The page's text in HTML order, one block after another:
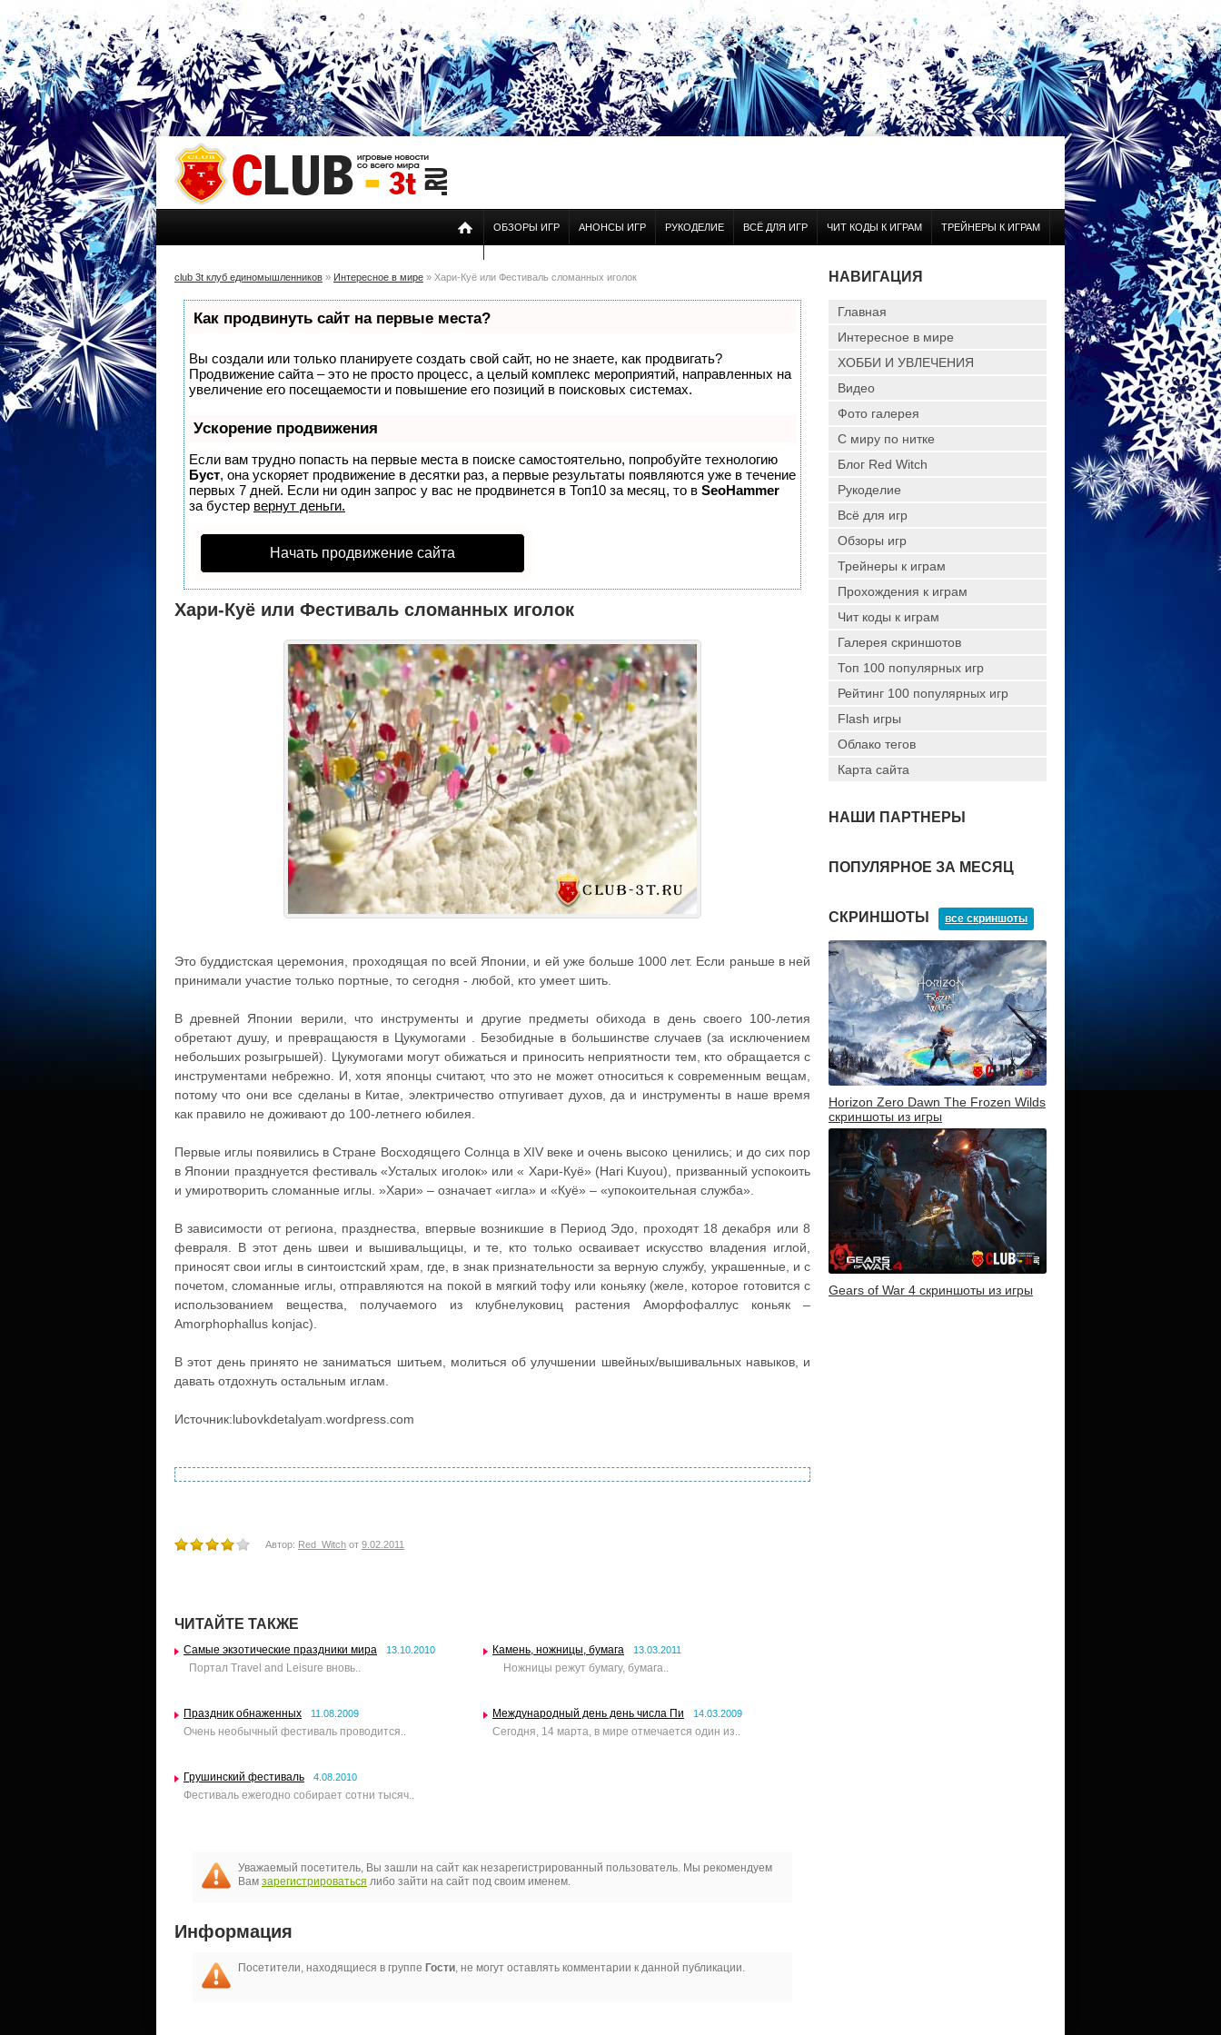
ОБЗОРЫ ИГР АНОНСЫ ИГР РУКОДЕЛИЕ ВСЁ ДЛЯ ИГР ЧИТ КОДЫ К ИГРАМ ТРЕЙНЕРЫ К ИГРАМ
club 3t клуб единомышленников » Интересное в мире » Хари-Куё или Фестиваль сломанных иголок
Как продвинуть сайт на первые места?
Вы создали или только планируете создать свой сайт, но не знаете, как продвигать?
Продвижение сайта – это не просто процесс, а целый комплекс мероприятий, направленных на
увеличение его посещаемости и повышение его позиций в поисковых системах.
Ускорение продвижения
Если вам трудно попасть на первые места в поиске самостоятельно, попробуйте технологию
Буст, она ускоряет продвижение в десятки раз, а первые результаты появляются уже в течение
первых 7 дней. Если ни один запрос у вас не продвинется в Топ10 за месяц, то в SeoHammer
за бустер вернут деньги.
Начать продвижение сайта
Хари-Куё или Фестиваль сломанных иголок
Это буддистская церемония, проходящая по всей Японии, и ей уже больше 1000 лет. Если раньше в ней
принимали участие только портные, то сегодня - любой, кто умеет шить.
В древней Японии верили, что инструменты и другие предметы обихода в день своего 100-летия
обретают душу, и превращаюстя в Цукумогами . Безобидные в большинстве случаев (за исключением
небольших розыгрышей). Цукумогами могут обижаться и приносить неприятности тем, кто обращается с
инструментами небрежно. И, хотя японцы считают, что это не может относиться к современным вещам,
потому что они все сделаны в Китае, электричество отпугивает духов, да и инструменты в наше время
как правило не доживают до 100-летнего юбилея.
Первые иглы появились в Стране Восходящего Солнца в XIV веке и очень высоко ценились; и до сих пор
в Японии празднуется фестиваль «Усталых иголок» или « Хари-Куё» (Hari Kuyou), призванный успокоить
и умиротворить сломанные иглы. »Хари» – означает «игла» и «Куё» – «упокоительная служба».
В зависимости от региона, празднества, впервые возникшие в Период Эдо, проходят 18 декабря или 8
февраля. В этот день швеи и вышивальщицы, и те, кто только осваивает искусство владения иглой,
приносят свои иглы в синтоистский храм, где, в знак признательности за верную службу, украшенные, и с
почетом, сломанные иглы, отправляются на покой в мягкий тофу или коньяку (желе, которое готовится с
использованием вещества, получаемого из клубнелуковиц растения Аморфофаллус коньяк –
Amorphophallus konjac).
В этот день принято не заниматься шитьем, молиться об улучшении швейных/вышивальных навыков, и
давать отдохнуть остальным иглам.
Источник:lubovkdetalyam.wordpress.com
Автор: Red_Witch от 9.02.2011
ЧИТАЙТЕ ТАКЖЕ
Самые экзотические праздники мира 13.10.2010
Портал Travel and Leisure вновь..
Камень, ножницы, бумага 13.03.2011
Ножницы режут бумагу, бумага..
Праздник обнаженных 11.08.2009
Очень необычный фестиваль проводится..
Международный день день числа Пи 14.03.2009
Сегодня, 14 марта, в мире отмечается один из..
Грушинский фестиваль 4.08.2010
Фестиваль ежегодно собирает сотни тысяч..
Уважаемый посетитель, Вы зашли на сайт как незарегистрированный пользователь. Мы рекомендуем
Вам зарегистрироваться либо зайти на сайт под своим именем.
Информация
Посетители, находящиеся в группе Гости, не могут оставлять комментарии к данной публикации.
НАВИГАЦИЯ
Главная
Интересное в мире
ХОББИ И УВЛЕЧЕНИЯ
Видео
Фото галерея
С миру по нитке
Блог Red Witch
Рукоделие
Всё для игр
Обзоры игр
Трейнеры к играм
Прохождения к играм
Чит коды к играм
Галерея скриншотов
Топ 100 популярных игр
Рейтинг 100 популярных игр
Flash игры
Облако тегов
Карта сайта
НАШИ ПАРТНЕРЫ
ПОПУЛЯРНОЕ ЗА МЕСЯЦ
СКРИНШОТЫ все скриншоты
Horizon Zero Dawn The Frozen Wilds
скриншоты из игры
Gears of War 4 скриншоты из игры